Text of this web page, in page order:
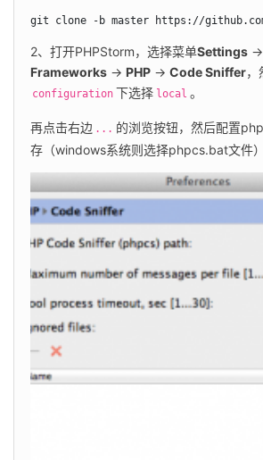
git clone -b master https://github.com/
2、打开PHPStorm，选择菜单Settings →
Frameworks → PHP → Code Sniffer，
configuration 下选择 local 。
再点击右边 ... 的浏览按钮，然后配置
存（windows系统则选择phpcs.bat文件）